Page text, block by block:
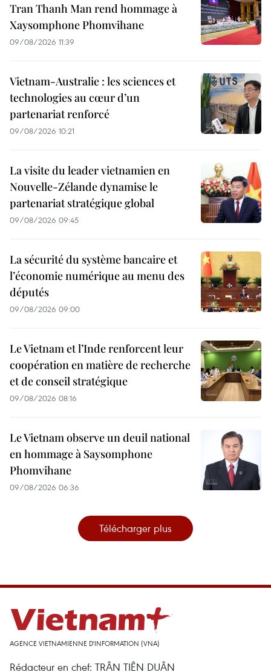
Tran Thanh Man rend hommage à
Xaysomphone Phomvihane
09/08/2026 11:39
Vietnam-Australie : les sciences et
technologies au cœur d’un
partenariat renforcé
09/08/2026 10:21
La visite du leader vietnamien en
Nouvelle-Zélande dynamise le
partenariat stratégique global
09/08/2026 09:45
La sécurité du système bancaire et
l’économie numérique au menu des
députés
09/08/2026 09:00
Le Vietnam et l’Inde renforcent leur
coopération en matière de recherche
et de conseil stratégique
09/08/2026 08:16
Le Vietnam observe un deuil national
en hommage à Saysomphone
Phomvihane
09/08/2026 06:36
Télécharger plus
AGENCE VIETNAMIENNE D'INFORMATION (VNA)
Rédacteur en chef: TRÂN TIÊN DUÂN